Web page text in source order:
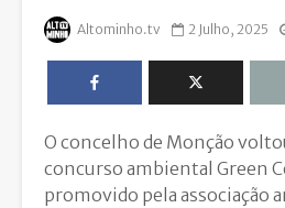
Altominho.tv 2 Julho, 2025
O concelho de Monção
concurso ambiental Green
promovido pela associação